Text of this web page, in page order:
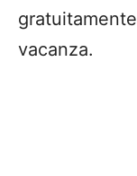
vacanza.